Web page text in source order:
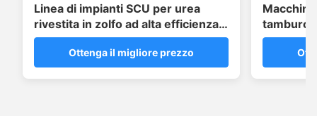
Linea di impianti SCU per urea
rivestita in zolfo ad alta efficienza
con sistema sigillante per cera
Ottenga il migliore prezzo
tamburo